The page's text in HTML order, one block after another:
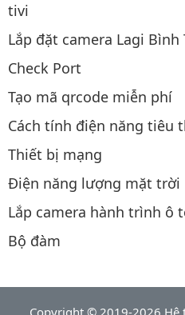
tivi
Lắp đặt camera Lagi Bình
Check Port
Tạo mã qrcode miễn phí
Cách tính điện năng tiêu
Thiết bị mạng
Điện năng lượng mặt trời
Lắp camera hành trình ô
Bộ đàm